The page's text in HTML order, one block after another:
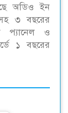
অডিও ইন
৩ বছরের
প্যানেল ও
১ বছরের